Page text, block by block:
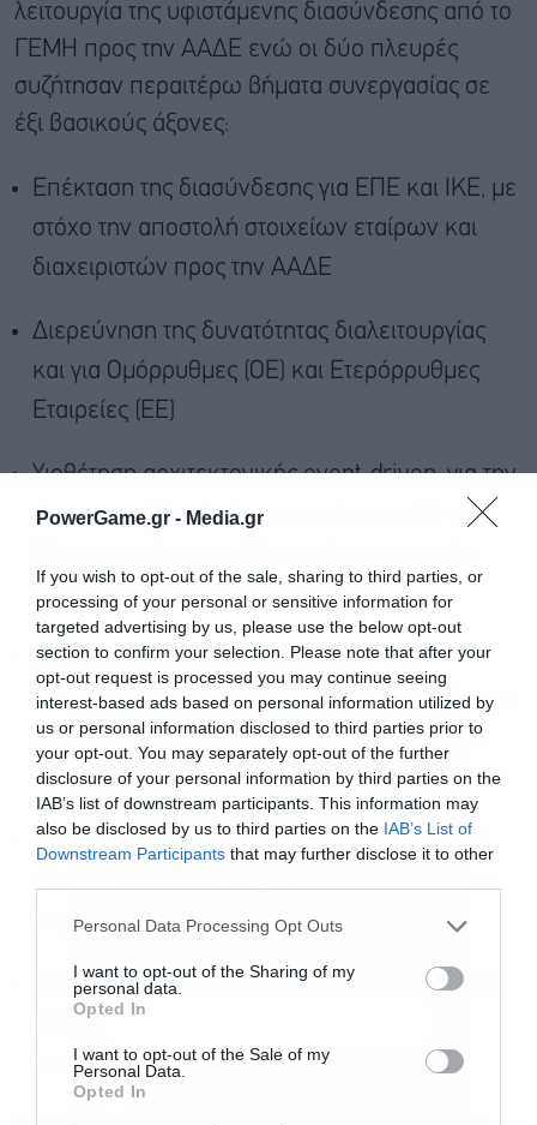
PowerGame.gr - Media.gr
If you wish to opt-out of the sale, sharing to third parties, or
processing of your personal or sensitive information for
targeted advertising by us, please use the below opt-out
section to confirm your selection. Please note that after your
opt-out request is processed you may continue seeing
interest-based ads based on personal information utilized by
us or personal information disclosed to third parties prior to
your opt-out. You may separately opt-out of the further
disclosure of your personal information by third parties on the
IAB’s list of downstream participants. This information may
also be disclosed by us to third parties on the IAB’s List of
Downstream Participants that may further disclose it to other
Personal Data Processing Opt Outs
I want to opt-out of the Sharing of my
personal data.
Opted In
I want to opt-out of the Sale of my
Personal Data.
Opted In
λειτουργία της υφιστάμενης διασύνδεσης από το
ΓΕΜΗ προς την ΑΑΔΕ ενώ οι δύο πλευρές
συζήτησαν περαιτέρω βήματα συνεργασίας σε
έξι βασικούς άξονες:
Επέκταση της διασύνδεσης για ΕΠΕ και ΙΚΕ, με
στόχο την αποστολή στοιχείων εταίρων και
διαχειριστών προς την ΑΑΔΕ
Διερεύνηση της δυνατότητας διαλειτουργίας
και για Ομόρρυθμες (ΟΕ) και Ετερόρρυθμες
Εταιρείες (ΕΕ)
Υιοθέτηση αρχιτεκτονικής event-driven, για την
άμεση ανταλλαγή πληροφοριών μεταξύ των
όπως η συγκέντρωση κεφαλαίου
Αξιοποίηση επιλεγμένων πεδίων των
οικονομικών καταστάσεων για τη διευκόλυνση
ελέγχων και τη βελτίωση της ποιότητας των
στοιχείων
Διερεύνηση διασύνδεσης και από την ΑΑΔΕ
αμφίδρομης διαλειτουργικότητας
Υποστήριξη της διαδικασίας εκκαθάρισης των
μητρώων, με στόχο την απλοποίηση και
αυτοματοποίηση των σχετικών βημάτων
Εγγραφή στο
newsletter
Αποδέχομαι τους